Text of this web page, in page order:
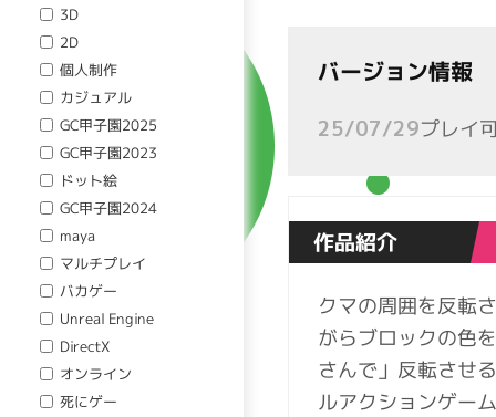
3D
2D
個人制作
カジュアル
GC甲子園2025
GC甲子園2023
ドット絵
GC甲子園2024
maya
マルチプレイ
バカゲー
Unreal Engine
DirectX
オンライン
死にゲー
バージョン情報
25/07/29プレイ
作品紹介
クマの周囲を反転
がらブロックの色
さんで」反転させ
ルアクションゲー